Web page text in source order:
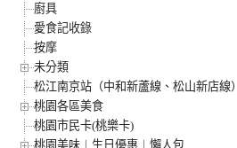
廚具
愛食記收錄
按摩
未分類
松江南京站（中和新蘆線、松山新店線）
桃園各區美食
桃園市民卡(桃樂卡)
桃園美味︱生日優惠︱懶人包